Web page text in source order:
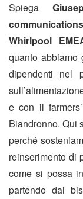
Spiega
Whirlpool
quanto
dipendenti nel
e con il
Biandronno. Qui
perché
reinserimento di
come si possa
partendo dai